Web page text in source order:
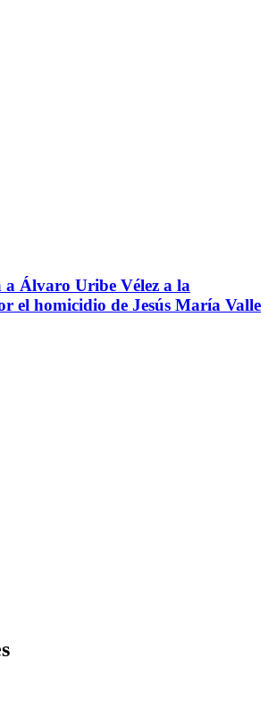
a Álvaro Uribe Vélez a la
el homicidio de Jesús María Valle